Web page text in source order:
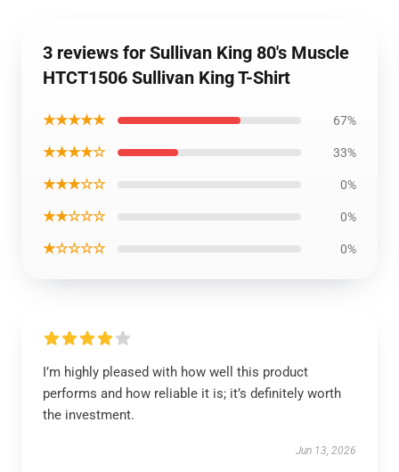
3 reviews for Sullivan King 80's Muscle
HTCT1506 Sullivan King T-Shirt
★★★★★ 67%
★★★★☆ 33%
★★★☆☆ 0%
★★☆☆☆ 0%
★☆☆☆☆ 0%
I’m highly pleased with how well this product
performs and how reliable it is; it’s definitely worth
the investment.
Jun 13, 2026